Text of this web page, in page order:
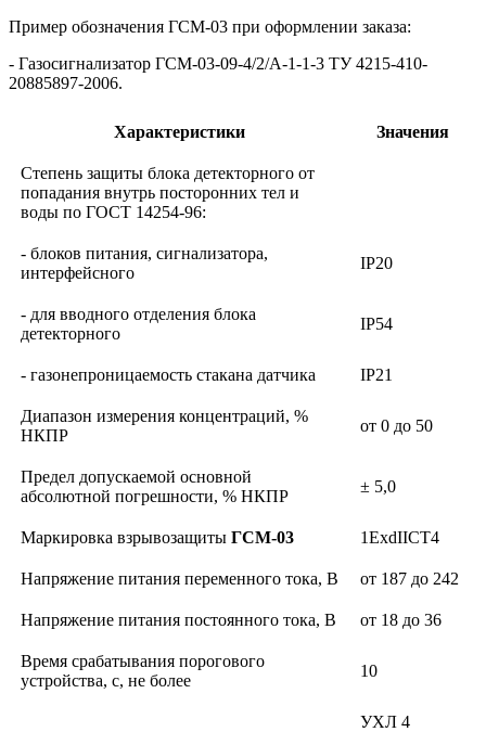
Пример обозначения ГСМ-03 при оформлении заказа:
- Газосигнализатор ГСМ-03-09-4/2/А-1-1-3 ТУ 4215-410-
20885897-2006.
Характеристики Значения
Степень защиты блока детекторного от
попадания внутрь посторонних тел и
воды по ГОСТ 14254-96:
- блоков питания, сигнализатора,
интерфейсного
IP20
- для вводного отделения блока
детекторного
IP54
- газонепроницаемость стакана датчика IP21
Диапазон измерения концентраций, %
НКПР
от 0 до 50
Предел допускаемой основной
абсолютной погрешности, % НКПР
± 5,0
Маркировка взрывозащиты ГСМ-03 1ExdIICT4
Напряжение питания переменного тока, В от 187 до 242
Напряжение питания постоянного тока, В от 18 до 36
Время срабатывания порогового
устройства, с, не более
10
УХЛ 4